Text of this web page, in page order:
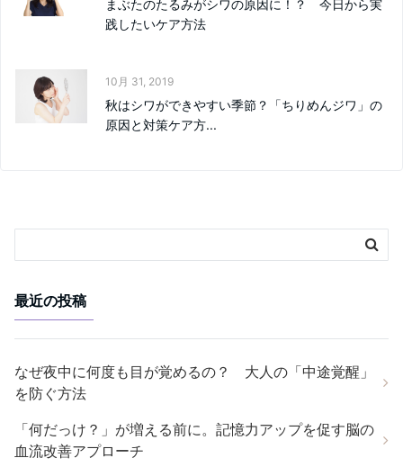
まぶたのたるみがシワの原因に！？ 今日から実
践したいケア方法
10月 31, 2019
秋はシワができやすい季節？「ちりめんジワ」の
原因と対策ケア方...
最近の投稿
なぜ夜中に何度も目が覚めるの？ 大人の「中途覚醒」
を防ぐ方法
「何だっけ？」が増える前に。記憶力アップを促す脳の
血流改善アプローチ